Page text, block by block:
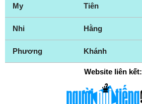
My Tiên
Nhi Hằng
Phương Khánh
Website liên kết: